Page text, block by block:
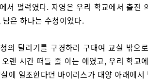
서 펄럭였다. 자영은 우리 학교에서 출전
은 하나는 수청이었다.
의 달리기를 구경하러 구태여 교실 밖으
랜 시간 떠들 줄 아는 애였고, 우리 학교
에 일조한다던 바이러스가 태양 아래에서